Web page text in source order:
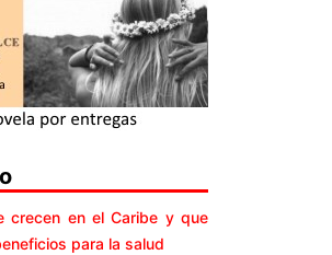
crecen en el Caribe y que
para la salud